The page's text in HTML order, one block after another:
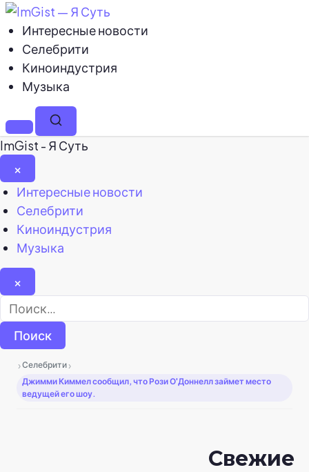
Интересные новости
Селебрити
Киноиндустрия
Музыка
МенюПоиск
ImGist - Я Суть
×
Закрыть
меню
Интересные новости
Селебрити
Киноиндустрия
Музыка
×
Найти:
›Селебрити ›
Джимми Киммел сообщил, что Рози О'Доннелл займет место
ведущей его шоу.
Свежие